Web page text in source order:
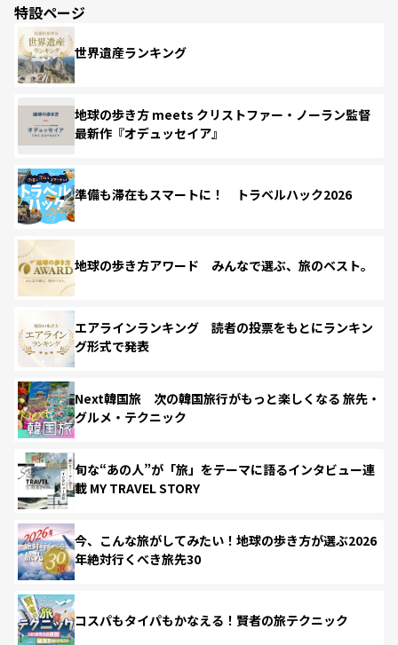
特設ページ
世界遺産ランキング
地球の歩き方 meets クリストファー・ノーラン監督
最新作『オデュッセイア』
準備も滞在もスマートに！ トラベルハック2026
地球の歩き方アワード みんなで選ぶ、旅のベスト。
エアラインランキング 読者の投票をもとにランキン
グ形式で発表
Next韓国旅 次の韓国旅行がもっと楽しくなる 旅先・
グルメ・テクニック
旬な“あの人”が「旅」をテーマに語るインタビュー連
載 MY TRAVEL STORY
今、こんな旅がしてみたい！地球の歩き方が選ぶ2026
年絶対行くべき旅先30
コスパもタイパもかなえる！賢者の旅テクニック